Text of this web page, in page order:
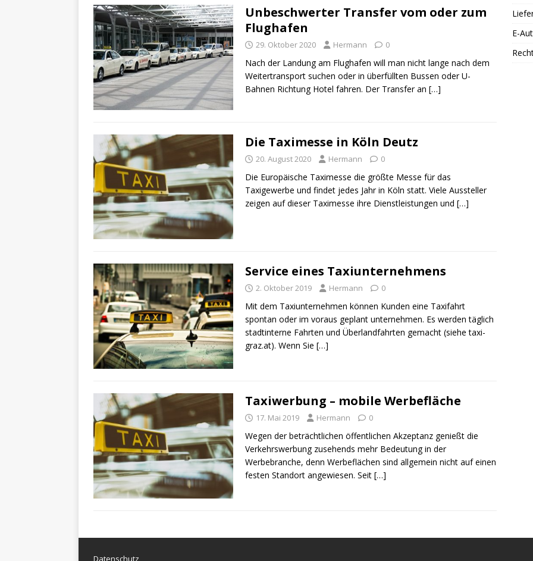
Unbeschwerter Transfer vom oder zum
Flughafen
29. Oktober 2020 Hermann 0
Nach der Landung am Flughafen will man nicht lange nach dem
Weitertransport suchen oder in überfüllten Bussen oder U-
Bahnen Richtung Hotel fahren. Der Transfer an […]
Die Taximesse in Köln Deutz
20. August 2020 Hermann 0
Die Europäische Taximesse die größte Messe für das
Taxigewerbe und findet jedes Jahr in Köln statt. Viele Aussteller
zeigen auf dieser Taximesse ihre Dienstleistungen und […]
Service eines Taxiunternehmens
2. Oktober 2019 Hermann 0
Mit dem Taxiunternehmen können Kunden eine Taxifahrt
spontan oder im voraus geplant unternehmen. Es werden täglich
stadtinterne Fahrten und Überlandfahrten gemacht (siehe taxi-
graz.at). Wenn Sie […]
Taxiwerbung – mobile Werbefläche
17. Mai 2019 Hermann 0
Wegen der beträchtlichen öffentlichen Akzeptanz genießt die
Verkehrswerbung zusehends mehr Bedeutung in der
Werbebranche, denn Werbeflächen sind allgemein nicht auf einen
festen Standort angewiesen. Seit […]
E-
Datenschutz